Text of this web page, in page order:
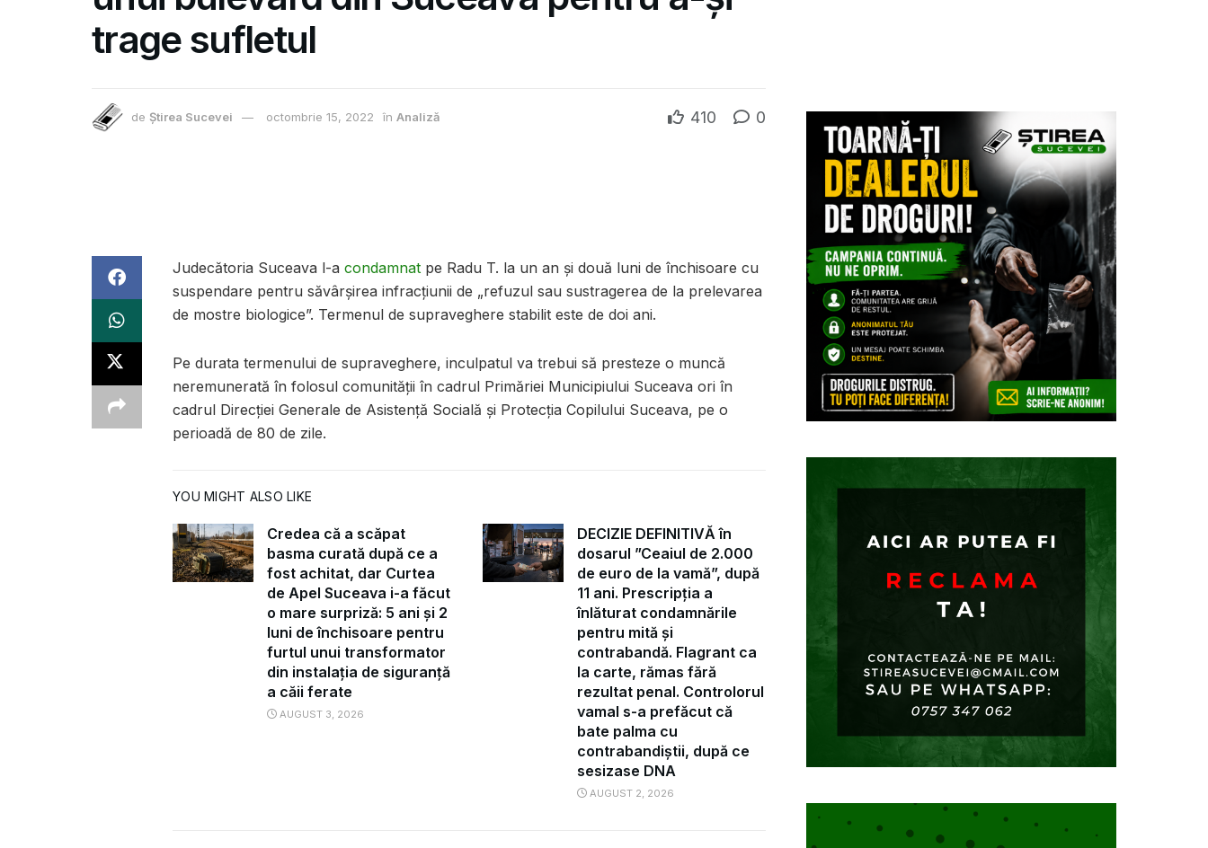
trage sufletul
de Știrea Sucevei octombrie 15, 2022 în Analiză 410 0
Judecătoria Suceava l-a condamnat pe Radu T. la un an și două luni de închisoare cu
suspendare pentru săvârșirea infracțiunii de „refuzul sau sustragerea de la prelevarea
de mostre biologice”. Termenul de supraveghere stabilit este de doi ani.
Pe durata termenului de supraveghere, inculpatul va trebui să presteze o muncă
neremunerată în folosul comunităţii în cadrul Primăriei Municipiului Suceava ori în
cadrul Direcției Generale de Asistență Socială și Protecția Copilului Suceava, pe o
perioadă de 80 de zile.
YOU MIGHT ALSO LIKE
Credea că a scăpat
basma curată după ce a
fost achitat, dar Curtea
de Apel Suceava i-a făcut
o mare surpriză: 5 ani și 2
luni de închisoare pentru
furtul unui transformator
din instalația de siguranță
a căii ferate
AUGUST 3, 2026
DECIZIE DEFINITIVĂ în
dosarul ”Ceaiul de 2.000
de euro de la vamă”, după
11 ani. Prescripția a
înlăturat condamnările
pentru mită și
contrabandă. Flagrant ca
la carte, rămas fără
rezultat penal. Controlorul
vamal s-a prefăcut că
bate palma cu
contrabandiștii, după ce
sesizase DNA
AUGUST 2, 2026